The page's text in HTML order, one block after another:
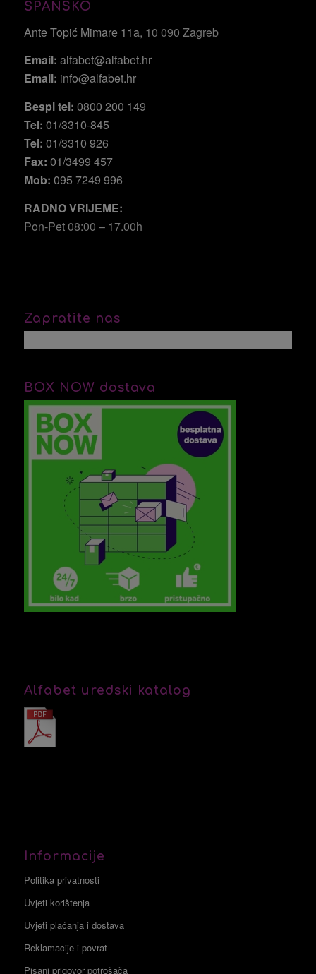
ŠPANSKO
Ante Topić Mimare 11a, 10 090 Zagreb
Email: alfabet@alfabet.hr
Email: info@alfabet.hr
Bespl tel: 0800 200 149
Tel: 01/3310-845
Tel: 01/3310 926
Fax: 01/3499 457
Mob: 095 7249 996
RADNO VRIJEME:
Pon-Pet 08:00 – 17.00h
Zapratite nas
BOX NOW dostava
Alfabet uredski katalog
Informacije
Politika privatnosti
Uvjeti korištenja
Uvjeti plaćanja i dostava
Reklamacije i povrat
Pisani prigovor potrošača